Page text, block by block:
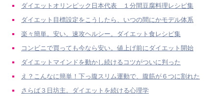
ダイエットオリンピック日本代表 １分間豆腐料理レシピ集
ダイエット目標設定をこうしたら、いつの間にかモデル体系
楽々簡単。安い。速攻ヘルシー。ダイエット食レシピ集
コンビニで買っても今なら安い。値上げ前にダイエット開始
ダイエットマインドを動かし続けるコツがついに判った
え？こんなに簡単！下っ腹スリム運動で、腹筋が６つに割れた
さらば３日坊主。ダイエットを続ける心理学